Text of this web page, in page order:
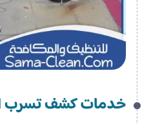
خدمات كشف تسرب